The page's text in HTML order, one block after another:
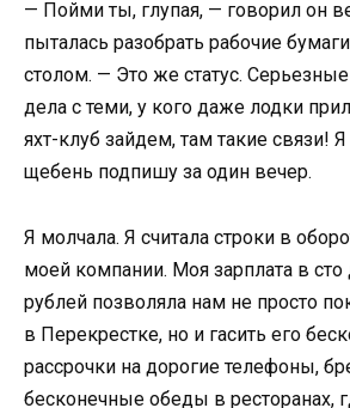
— Пойми ты, глупая, — говорил он
пыталась разобрать рабочие
столом. — Это же статус.
дела с теми, у кого даже лодки
яхт-клуб зайдем, там такие связи! Я
щебень подпишу за один вечер.
Я молчала. Я считала строки в
моей компании. Моя зарплата в сто
рублей позволяла нам не просто
в Перекрестке, но и гасить его
рассрочки на дорогие телефоны,
бесконечные обеды в ресторанах,